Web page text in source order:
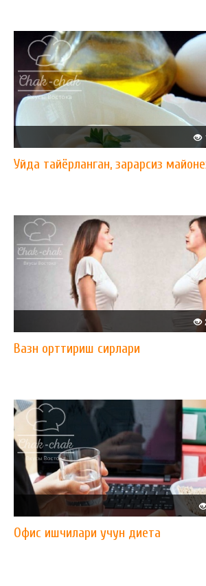
Уйда тайёрланган, зарарсиз
Вазн орттириш сирлари
Офис ишчилари учун диета